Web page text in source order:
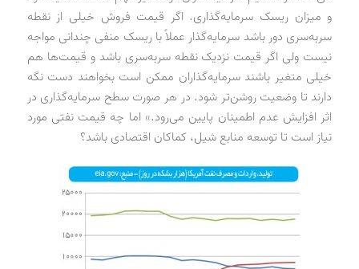
و میزان ریسک سرمایه‌گذاری. اگر قیمت فروش خیلی از نقطه
سربه‌سری دور باشد سرمایه‌گذار عملاً با ریسک منفی چندانی مواجه
نیست ولی اگر قیمت نزدیک نقطه سربه‌سری باشد و قیمت‌ها هم
خیلی متغیر باشند سرمایه‌گذاران ممکن است بخواهند دست نگه
دارند تا وضعیت روشن‌تر شود. در هر صورت سطح سرمایه‌گذاری در
اثر افزایش عدم اطمینان پایین می‌رود.» اما چه قیمت نفتی مورد
نیاز است تا توسعه منابع شیل، کماکان اقتصادی باشد؟